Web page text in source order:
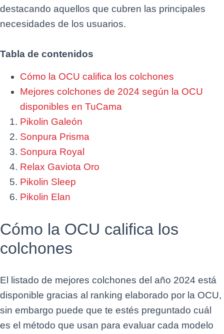
destacando aquellos que cubren las principales
necesidades de los usuarios.
Tabla de contenidos
Cómo la OCU califica los colchones
Mejores colchones de 2024 según la OCU
disponibles en TuCama
Pikolin Galeón
Sonpura Prisma
Sonpura Royal
Relax Gaviota Oro
Pikolin Sleep
Pikolin Elan
Cómo la OCU califica los
colchones
El listado de mejores colchones del año 2024 está
disponible gracias al ranking elaborado por la OCU,
sin embargo puede que te estés preguntado cuál
es el método que usan para evaluar cada modelo